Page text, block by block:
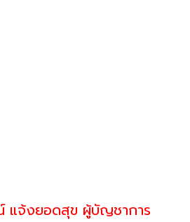
แจ้งยอดสุข ผู้บัญชาการ